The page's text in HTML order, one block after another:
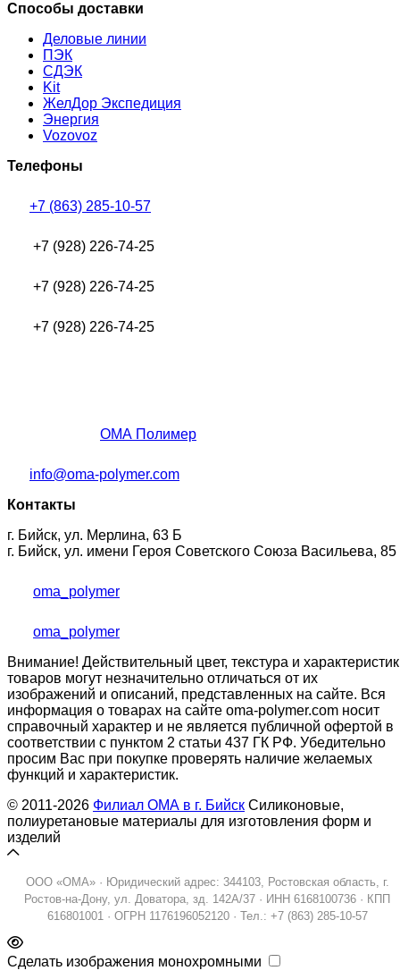
Способы доставки
Деловые линии
ПЭК
СДЭК
Kit
ЖелДор Экспедиция
Энергия
Vozovoz
Телефоны
+7 (863) 285-10-57
+7 (928) 226-74-25
+7 (928) 226-74-25
+7 (928) 226-74-25
ОМА Полимер
info@oma-polymer.com
Контакты
г. Бийск, ул. Мерлина, 63 Б
г. Бийск, ул. имени Героя Советского Союза Васильева, 85
oma_polymer
oma_polymer
Внимание! Действительный цвет, текстура и
товаров могут незначительно отличаться от их
изображений и описаний, представленных на сайте. Вся
информация о товарах на сайте oma-polymer.com носит
справочный характер и не является публичной офертой в
соответствии с пунктом 2 статьи 437 ГК РФ. Убедительно
просим Вас при покупке проверять наличие желаемых
функций и характеристик.
© 2011-2026 Филиал ОМА в г. Бийск Силиконовые,
полиуретановые материалы для изготовления форм и
изделий
ООО «ОМА» · Юридический адрес: 344103, Ростовская область, г.
Ростов-на-Дону, ул. Доватора, зд. 142А/37 · ИНН 6168100736 · КПП
616801001 · ОГРН 1176196052120 · Тел.: +7 (863) 285-10-57
Сделать изображения монохромными